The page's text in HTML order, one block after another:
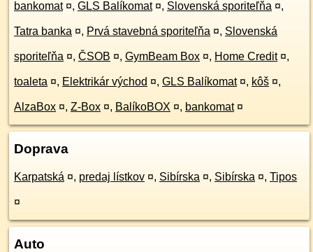
bankomat ¤, GLS Balíkomat ¤, Slovenská sporiteľňa ¤,
Tatra banka ¤, Prvá stavebná sporiteľňa ¤, Slovenská
sporiteľňa ¤, ČSOB ¤, GymBeam Box ¤, Home Credit ¤,
toaleta ¤, Elektrikár východ ¤, GLS Balíkomat ¤, kôš ¤,
AlzaBox ¤, Z-Box ¤, BalíkoBOX ¤, bankomat ¤
Doprava
Karpatská ¤, predaj lístkov ¤, Sibírska ¤, Sibírska ¤, Tipos
¤
Auto